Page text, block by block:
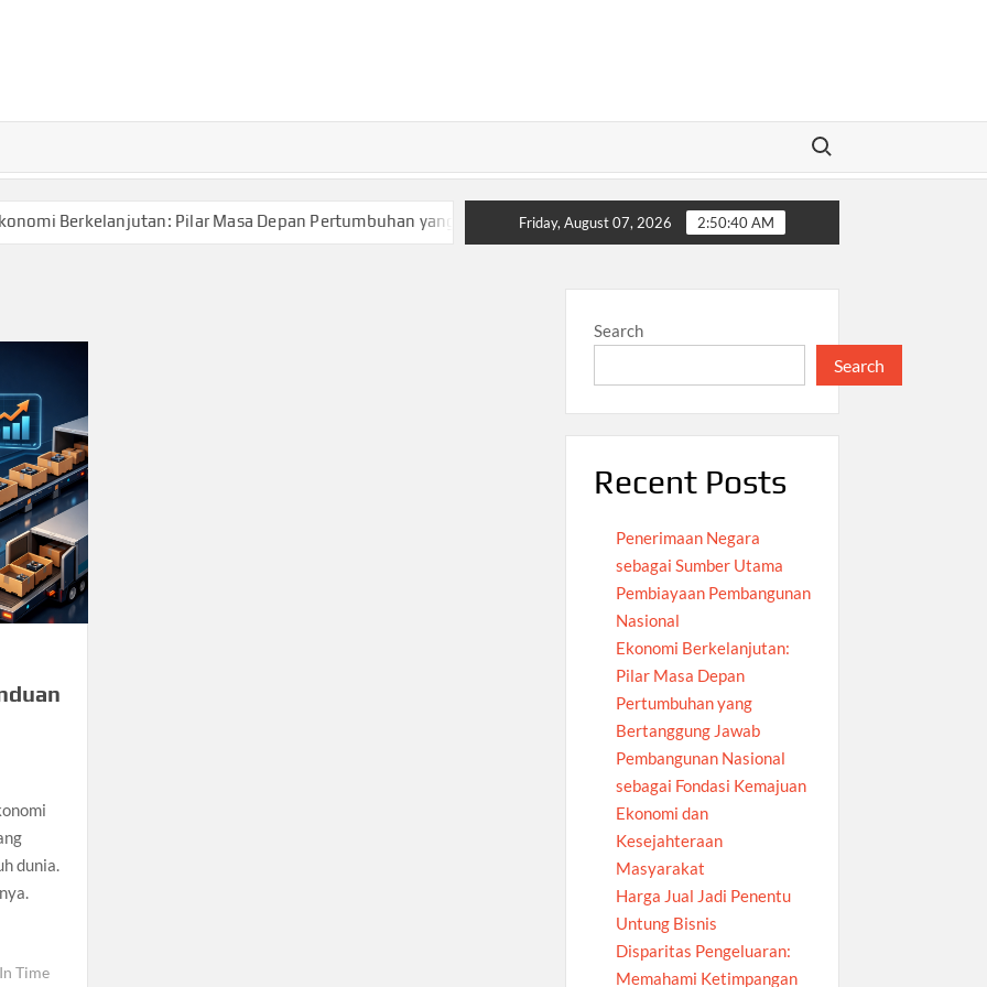
Search for:
Berkelanjutan: Pilar Masa Depan Pertumbuhan yang Bertanggung Jawab Pembangunan Nasional sebagai Fondasi
Friday, August 07, 2026 2:50:41 AM
dunia.
Time
Search
Search
Recent Posts
Penerimaan Negara
sebagai Sumber Utama
Pembiayaan Pembangunan
Nasional
Ekonomi Berkelanjutan:
Pilar Masa Depan
Pertumbuhan yang
Bertanggung Jawab
Pembangunan Nasional
sebagai Fondasi Kemajuan
Ekonomi dan
Kesejahteraan
Masyarakat
Harga Jual Jadi Penentu
Untung Bisnis
Disparitas Pengeluaran:
Memahami Ketimpangan